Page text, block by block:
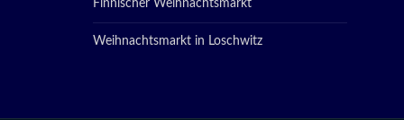
Finnischer Weihnachtsmarkt
Weihnachtsmarkt in Loschwitz